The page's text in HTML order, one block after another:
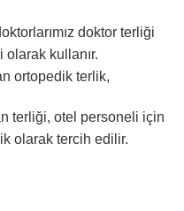
doktor terliği
kullanır.
ortopedik terlik,
terliği, otel personeli için
olarak tercih edilir.